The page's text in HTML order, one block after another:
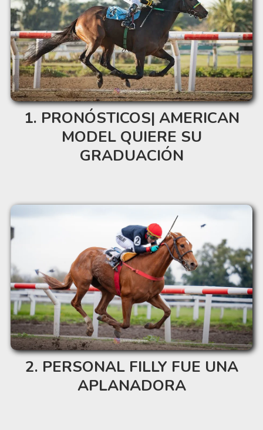
PRONÓSTICOS| AMERICAN
MODEL QUIERE SU
GRADUACIÓN
PERSONAL FILLY FUE UNA
APLANADORA